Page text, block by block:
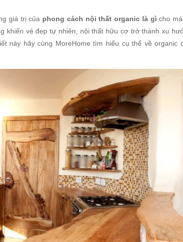
giá trị của phong cách nội thất organic là gì cho
khiến vẻ đẹp tự nhiên, nội thất hữu cơ trở thành xu
này hãy cùng MoreHome tìm hiểu cụ thể về organic